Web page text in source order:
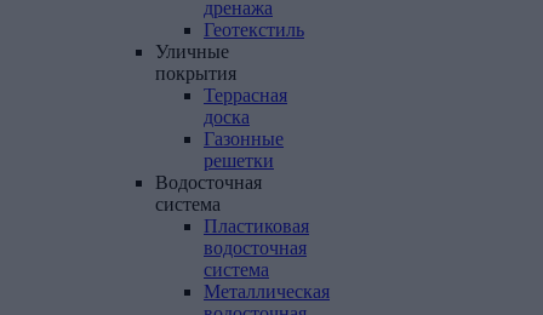
дренажа
Геотекстиль
Уличные
покрытия
Террасная
доска
Газонные
решетки
Водосточная
система
Пластиковая
водосточная
система
Металлическая